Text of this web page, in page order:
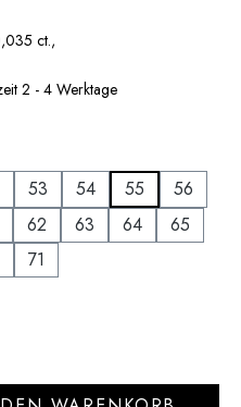
ct.,
2 - 4 Werktage
53 54 55
56
62 63 64
65
71
gewünschten